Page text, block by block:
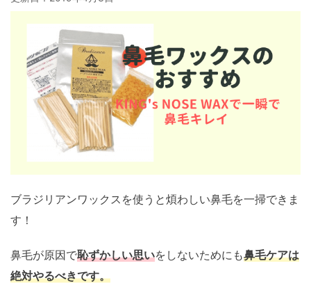
ブラジリアンワックスを使うと煩わしい鼻毛を一掃できま
す！
鼻毛が原因で恥ずかしい思いをしないためにも鼻毛ケアは
絶対やるべきです。